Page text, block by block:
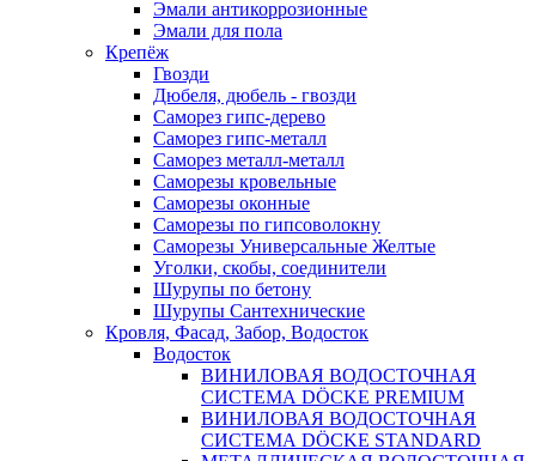
Эмали антикоррозионные
Эмали для пола
Крепёж
Гвозди
Дюбеля, дюбель - гвозди
Саморез гипс-дерево
Саморез гипс-металл
Саморез металл-металл
Саморезы кровельные
Саморезы оконные
Саморезы по гипсоволокну
Саморезы Универсальные Желтые
Уголки, скобы, соединители
Шурупы по бетону
Шурупы Сантехнические
Кровля, Фасад, Забор, Водосток
Водосток
ВИНИЛОВАЯ ВОДОСТОЧНАЯ
СИСТЕМА DÖCKE PREMIUM
ВИНИЛОВАЯ ВОДОСТОЧНАЯ
СИСТЕМА DÖCKE STANDARD